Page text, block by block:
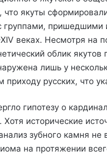
якуты
группами,
веках. Несмотря на
облик
лишь у
русских, что
гипотезу о
Хотя исторические
зубного камня
на протяжении